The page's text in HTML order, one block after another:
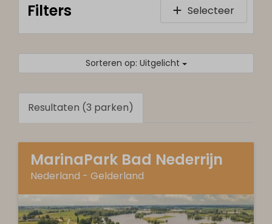
Filters Selecteer
Sorteren op: Uitgelicht
Resultaten (3 parken)
MarinaPark Bad Nederrijn
Nederland - Gelderland